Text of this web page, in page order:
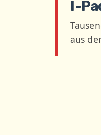
I-
aus